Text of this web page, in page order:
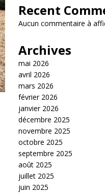
Recent
Aucun commentaire à
Archives
mai 2026
avril 2026
mars 2026
février 2026
janvier 2026
décembre 2025
novembre 2025
octobre 2025
septembre 2025
août 2025
juillet 2025
juin 2025